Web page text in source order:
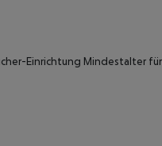
Einrichtung Mindestalter für